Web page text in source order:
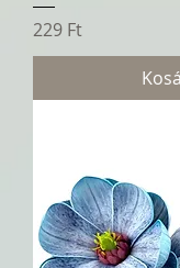
Ár
229 Ft